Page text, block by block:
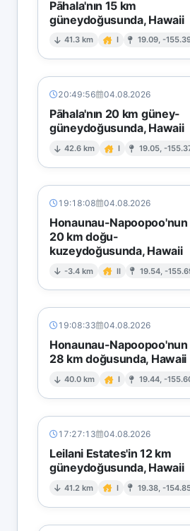
Pāhala'nın 15 km
güneydoğusunda, Hawaii
41.3 km I 19.09, -
20:49:56 04.08.2026
Pāhala'nın 20 km güney-
güneydoğusunda, Hawaii
42.6 km I 19.05, -
19:18:08 04.08.2026
Honaunau-Napoopoo'nun
20 km doğu-
kuzeydoğusunda, Hawaii
-3.4 km II 19.54, -
19:08:33 04.08.2026
Honaunau-Napoopoo'nun
28 km doğusunda, Hawaii
40.0 km I 19.44, -
17:27:13 04.08.2026
Leilani Estates'in 12 km
güneydoğusunda, Hawaii
41.2 km I 19.38, -